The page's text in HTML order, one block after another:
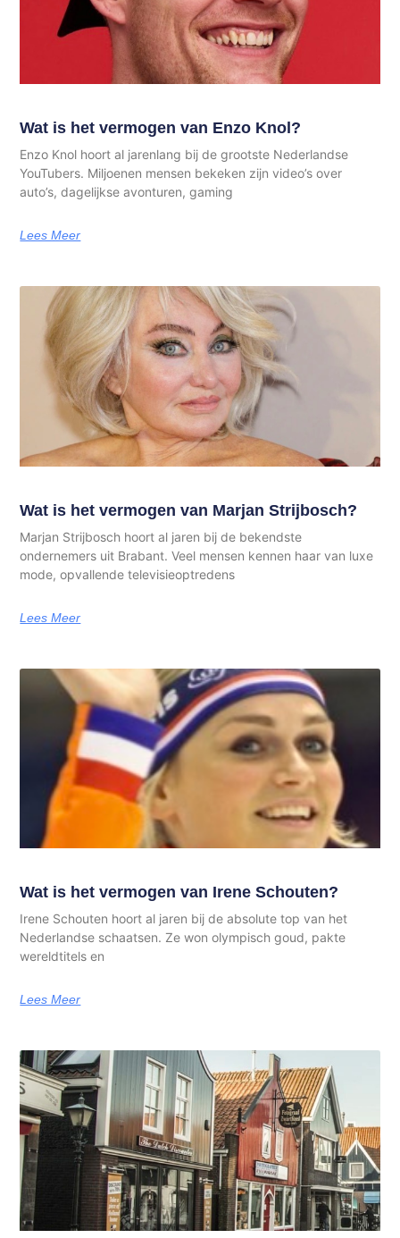
Wat is het vermogen van Enzo Knol?
Enzo Knol hoort al jarenlang bij de grootste Nederlandse
YouTubers. Miljoenen mensen bekeken zijn video’s over
auto’s, dagelijkse avonturen, gaming
Lees Meer
Wat is het vermogen van Marjan Strijbosch?
Marjan Strijbosch hoort al jaren bij de bekendste
ondernemers uit Brabant. Veel mensen kennen haar van luxe
mode, opvallende televisieoptredens
Lees Meer
Wat is het vermogen van Irene Schouten?
Irene Schouten hoort al jaren bij de absolute top van het
Nederlandse schaatsen. Ze won olympisch goud, pakte
wereldtitels en
Lees Meer